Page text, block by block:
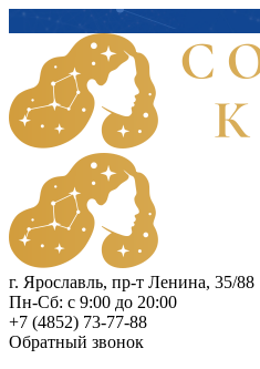
г. Ярославль, пр-т Ленина, 35/88
Пн-Сб: с 9:00 до 20:00
+7 (4852) 73-77-88
Обратный звонок